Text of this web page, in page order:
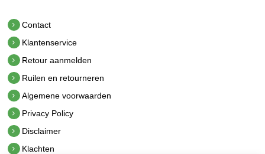
Contact
Klantenservice
Retour aanmelden
Ruilen en retourneren
Algemene voorwaarden
Privacy Policy
Disclaimer
Klachten